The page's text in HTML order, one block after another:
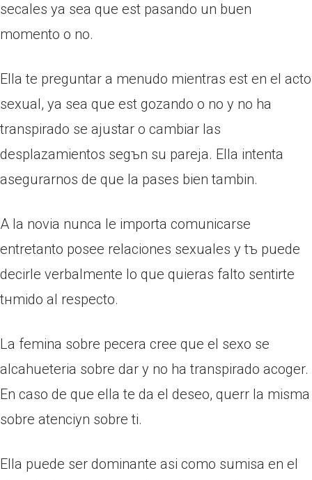
seсales ya sea que est pasando un buen
momento o no.
Ella te preguntar a menudo mientras est en el acto
sexual, ya sea que est gozando o no y no ha
transpirado se ajustar o cambiar las
desplazamientos segъn su pareja. Ella intenta
asegurarnos de que la pases bien tambin.
A la novia nunca le importa comunicarse
entretanto posee relaciones sexuales y tъ puede
decirle verbalmente lo que quieras falto sentirte
tнmido al respecto.
La femina sobre pecera cree que el sexo se
alcahueteria sobre dar y no ha transpirado acoger.
En caso de que ella te da el deseo, querr la misma
sobre atenciуn sobre ti.
Ella puede ser dominante asi­ como sumisa en el